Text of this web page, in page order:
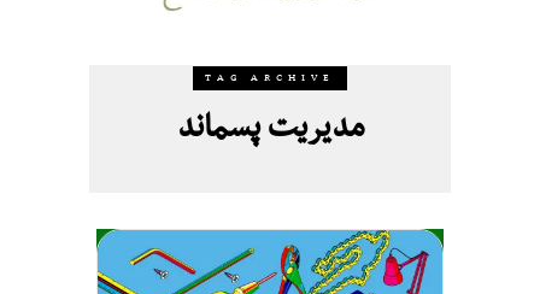
TAG ARCHIVE
مدیریت پسماند